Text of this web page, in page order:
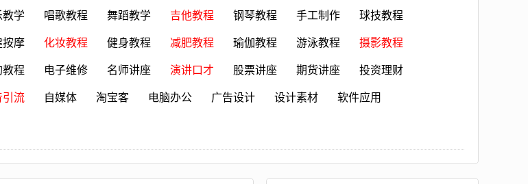
教学 唱歌教程 舞蹈教学 吉他教程 钢琴教程 手工制作 球技教程
按摩 化妆教程 健身教程 减肥教程 瑜伽教程 游泳教程 摄影教程
教程 电子维修 名师讲座 演讲口才 股票讲座 期货讲座 投资理财
引流 自媒体 淘宝客 电脑办公 广告设计 设计素材 软件应用